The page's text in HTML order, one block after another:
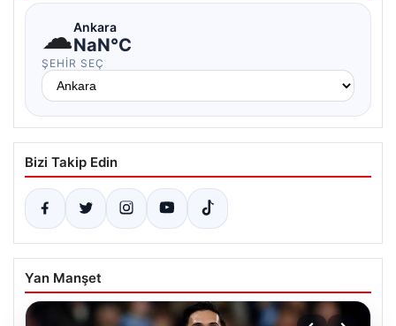
☁Ankara
NaN°C
ŞEHIR SEÇ
Bizi Takip Edin
Yan Manşet